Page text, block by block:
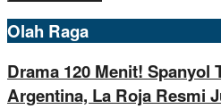
Olah Raga
Drama 120 Menit! Spanyol
Argentina, La Roja Resmi